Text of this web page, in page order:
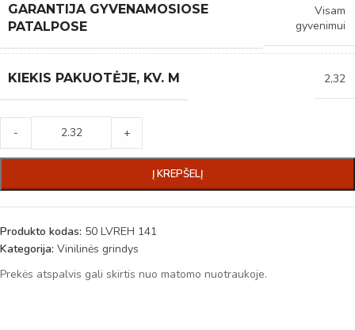
GARANTIJA GYVENAMOSIOSE
PATALPOSE
Visam
gyvenimui
KIEKIS PAKUOTĖJE, KV. M 2,32
- +
Į KREPŠELĮ
Produkto kodas: 50 LVREH 141
Kategorija: Vinilinės grindys
Prekės atspalvis gali skirtis nuo matomo nuotraukoje.